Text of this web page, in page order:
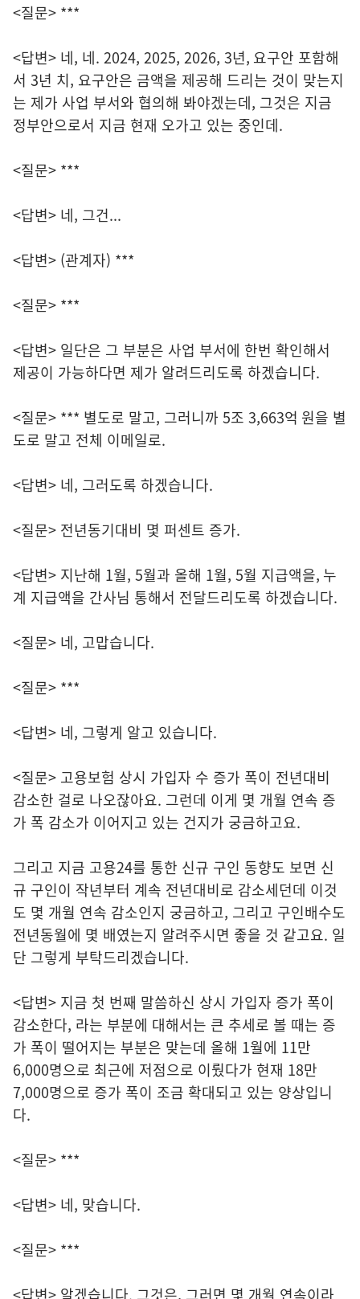
<질문> ***
<답변> 네, 네. 2024, 2025, 2026, 3년, 요구안 포함해
서 3년 치, 요구안은 금액을 제공해 드리는 것이 맞는지
는 제가 사업 부서와 협의해 봐야겠는데, 그것은 지금
정부안으로서 지금 현재 오가고 있는 중인데.
<질문> ***
<답변> 네, 그건...
<답변> (관계자) ***
<질문> ***
<답변> 일단은 그 부분은 사업 부서에 한번 확인해서
제공이 가능하다면 제가 알려드리도록 하겠습니다.
<질문> *** 별도로 말고, 그러니까 5조 3,663억 원을 별
도로 말고 전체 이메일로.
<답변> 네, 그러도록 하겠습니다.
<질문> 전년동기대비 몇 퍼센트 증가.
<답변> 지난해 1월, 5월과 올해 1월, 5월 지급액을, 누
계 지급액을 간사님 통해서 전달드리도록 하겠습니다.
<질문> 네, 고맙습니다.
<질문> ***
<답변> 네, 그렇게 알고 있습니다.
<질문> 고용보험 상시 가입자 수 증가 폭이 전년대비
감소한 걸로 나오잖아요. 그런데 이게 몇 개월 연속 증
가 폭 감소가 이어지고 있는 건지가 궁금하고요.
그리고 지금 고용24를 통한 신규 구인 동향도 보면 신
규 구인이 작년부터 계속 전년대비로 감소세던데 이것
도 몇 개월 연속 감소인지 궁금하고, 그리고 구인배수도
전년동월에 몇 배였는지 알려주시면 좋을 것 같고요. 일
단 그렇게 부탁드리겠습니다.
<답변> 지금 첫 번째 말씀하신 상시 가입자 증가 폭이
감소한다, 라는 부분에 대해서는 큰 추세로 볼 때는 증
가 폭이 떨어지는 부분은 맞는데 올해 1월에 11만
6,000명으로 최근에 저점으로 이뤘다가 현재 18만
7,000명으로 증가 폭이 조금 확대되고 있는 양상입니
다.
<질문> ***
<답변> 네, 맞습니다.
<질문> ***
<답변> 알겠습니다. 그것은, 그러면 몇 개월 연속이라